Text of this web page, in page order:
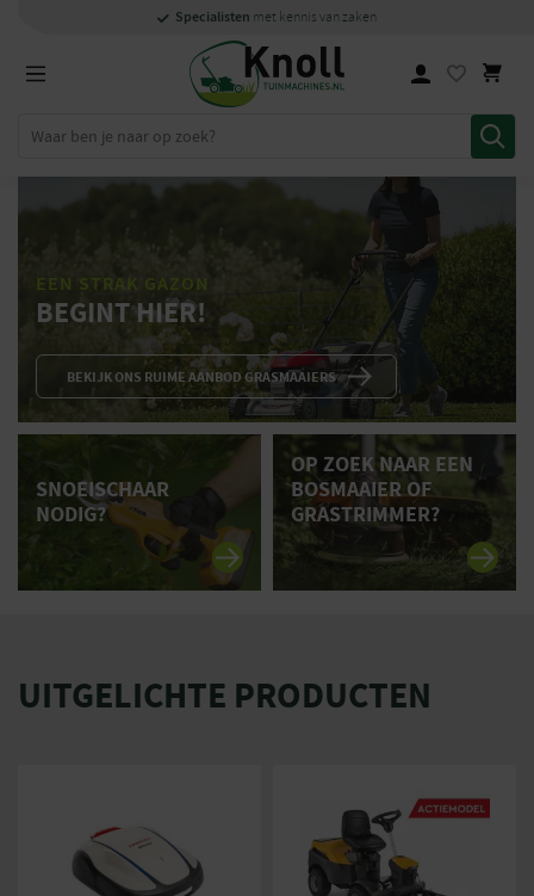
Specialisten met kennis van zaken
1000m2showroom in Staphorst
Persoonlijkensnelcontact
Specialisten met kennis van zaken
1000m2showroom in Staphorst
Zoeken
EEN STRAK GAZON
BEGINT HIER!
BEKIJK ONS RUIME AANBOD GRASMAAIERS
SNOEISCHAAR
NODIG?
OP ZOEK NAAR EEN
BOSMAAIER OF
GRASTRIMMER?
UITGELICHTE PRODUCTEN